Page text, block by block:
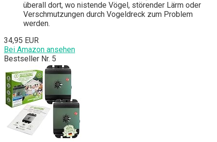
überall dort, wo nistende Vögel, störender Lärm oder
Verschmutzungen durch Vogeldreck zum Problem
werden.
34,95 EUR
Bei Amazon ansehen
Bestseller Nr. 5